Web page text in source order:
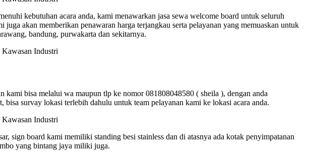
kebutuhan acara anda, kami menawarkan jasa sewa welcome board untuk seluruh
akan memberikan penawaran harga terjangkau serta pelayanan yang memuaskan untuk
bandung, purwakarta dan sekitarnya.
bisa melalui wa maupun tlp ke nomor 081808048580 ( sheila ), dengan anda
survay lokasi terlebih dahulu untuk team pelayanan kami ke lokasi acara anda.
sign board kami memiliki standing besi stainless dan di atasnya ada kotak penyimpatanan
yang bintang jaya miliki juga.